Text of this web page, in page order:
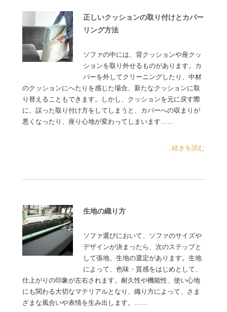
正しいクッションの取り付けとカバー
リング方法
ソファの中には、背クッションや座クッ
ションを取り外せるものがあります。カ
バーを外してクリーニングしたり、中材
のクッションにへたりを感じた場合、新たなクッションに取
り替えることもできます。しかし、クッションを元に戻す際
に、誤った取り付け方をしてしまうと、カバーへの収まりが
悪くなったり、座り心地が変わってしまいます……
...続きを読む
生地の織り方
ソファ選びにおいて、ソファのサイズや
デザインが決まったら、次のステップと
して張地、生地の選定があります。生地
によって、色味・質感をはじめとして、
仕上がりの印象が左右されます。耐久性や機能性、使い心地
にも関わる大切なマテリアルとなり、織り方によって、さま
ざまな風合いや表情を生み出します。……